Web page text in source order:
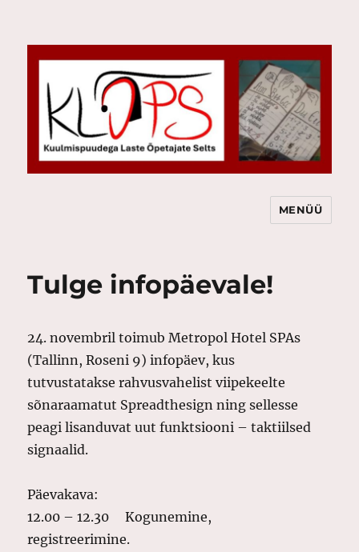
MENÜÜ
Tulge infopäevale!
24. novembril toimub Metropol Hotel SPAs
(Tallinn, Roseni 9) infopäev, kus
tutvustatakse rahvusvahelist viipekeelte
sõnaraamatut Spreadthesign ning sellesse
peagi lisanduvat uut funktsiooni – taktiilsed
signaalid.
Päevakava:
12.00 – 12.30 Kogunemine,
registreerimine.